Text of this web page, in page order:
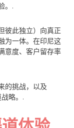
。.
彼此独立）向真正
为一体。在印尼这
意度、客户留存率
的挑战，以及
略。.